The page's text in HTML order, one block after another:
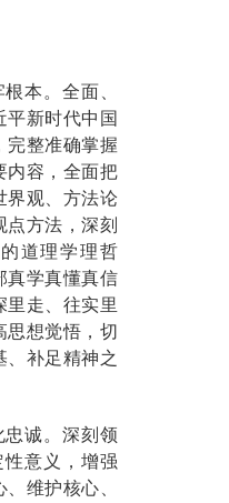
本。全面、
平新时代中国
完整准确掌握
内容，全面把
界观、方法论
方法，深刻
道理学理哲
真学真懂真信
里走、往实里
思想觉悟，切
、补足精神之
忠诚。深刻领
性意义，增强
维护核心、